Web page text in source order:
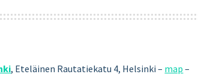
, Eteläinen Rautatiekatu 4, Helsinki – map –